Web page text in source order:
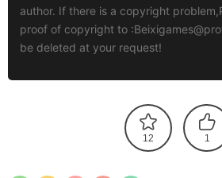
author. If there is a copyright
proof of copyright to :
be deleted at your request!
12 1